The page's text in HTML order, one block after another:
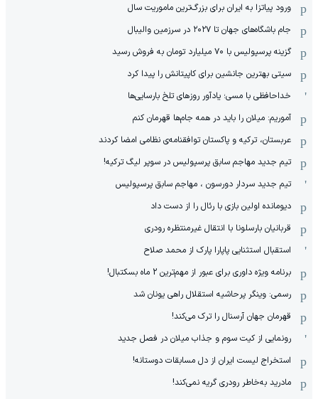
ورود پیاتزا به ایران برای بزرگ‌ترین ماموریت سال
جام باشگاه‌های جهان تا ۲۰۲۷ در سرزمین والیبال
گزینه پرسپولیس با ۷۰ میلیارد تومان به فروش رسید
سیتی بهترین جانشین برای کاپیتانش را پیدا کرد
خداحافظی با مسی؛ یادآور روزهای تلخ بارسایی‌ها
آموریم: میلان را باید در همه جام‌ها قهرمان کنم
عربستان، ترکیه و پاکستان توافقنامه‌ی نظامی امضا کردند
تیم جدید مهاجم سابق پرسپولیس در سوپر لیگ ترکیه!
تیم جدید سردار دورسون ، مهاجم سابق پرسپولیس
دیومانده اولین بازی با رئال را از دست داد
قربانیان بارسلونا با انتقال غیرمنتظره رودری
استقبال استثنایی پاپارا پارک از محمد صلاح
برنامه ویژه داوری برای عبور از مهم‌ترین 2 ماه بسکتبال!
رسمی: وینگر پرحاشیه استقلال راهی یونان شد
قهرمان جهان آرسنال را ترک می‌کند!
رونمایی از کیت سوم و جذاب میلان در فصل جدید
استخراج لیست ایران از دل مسابقات دوستانه!
مادرید به‌خاطر رودری گریه نمی‌کند!